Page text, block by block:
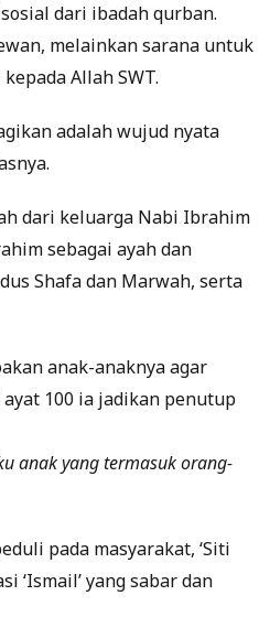
dari ibadah qurban.
melainkan sarana untuk
Allah SWT.
adalah wujud nyata
dari keluarga Nabi Ibrahim
sebagai ayah dan
Shafa dan Marwah, serta
anak-anaknya agar
100 ia jadikan penutup
anak yang termasuk orang-
pada masyarakat, ‘Siti
‘Ismail’ yang sabar dan